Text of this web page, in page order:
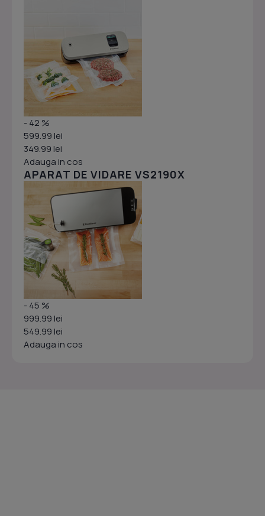
- 42 %
599.99 lei
349.99 lei
Adauga in cos
APARAT DE VIDARE VS2190X
- 45 %
999.99 lei
549.99 lei
Adauga in cos